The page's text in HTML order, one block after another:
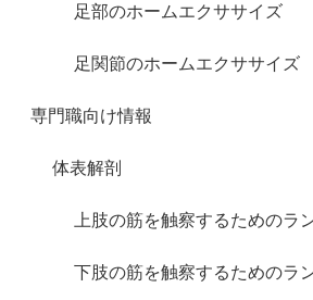
足部のホームエクササイズ
足関節のホームエクササイズ
専門職向け情報
体表解剖
上肢の筋を触察するためのラ
下肢の筋を触察するためのラ